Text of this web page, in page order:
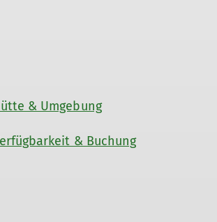
& Umgebung
& Buchung